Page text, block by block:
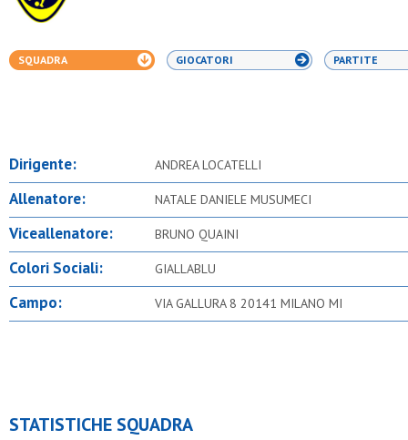
SQUADRA GIOCATORI PARTITE
Dirigente: ANDREA LOCATELLI
Allenatore: NATALE DANIELE MUSUMECI
Viceallenatore: BRUNO QUAINI
Colori Sociali: GIALLABLU
Campo: VIA GALLURA 8 20141 MILANO MI
STATISTICHE SQUADRA